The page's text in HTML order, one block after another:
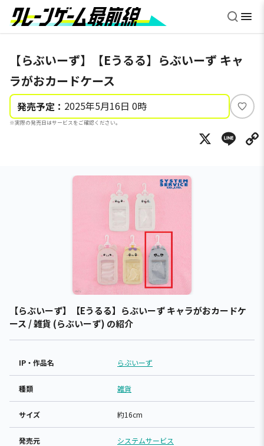
【らぶいーず】【Eうるる】らぶいーず キャ
ラがおカードケース
発売予定： 2025年5月16日 0時
※実際の発売日はサービスをご確認ください。
い
ね
X
【らぶいーず】【Eうるる】らぶいーず キャラがおカードケ
ース / 雑貨 (らぶいーず) の紹介
IP・作品名 らぶいーず
種類 雑貨
サイズ 約16cm
発売元 システムサービス